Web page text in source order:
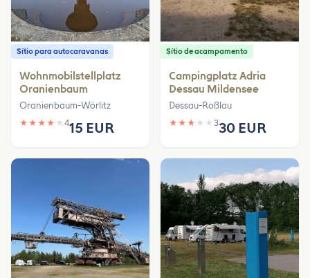
Sítio para autocaravanas
Wohnmobilstellplatz
Oranienbaum
Oranienbaum-Wörlitz
★ ★ ★ ★ ★ 415 EUR
Sítio de acampamento
Campingplatz Adria
Dessau Mildensee
Dessau-Roßlau
★ ★ ★ ★ ★ 330 EUR